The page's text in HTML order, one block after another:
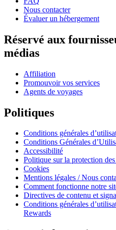
Nous contacter
Évaluer un hébergement
Réservé aux
médias
Affiliation
Promouvoir vos services
Agents de voyages
Politiques
Conditions générales
Conditions Générales
Accessibilité
Politique sur la protection
Cookies
Mentions légales / Nous
Comment fonctionne notre
Directives de contenu et
Conditions générales
Rewards